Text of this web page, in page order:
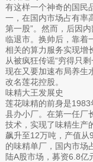
有这样一个神奇的国民
一，在国内市场占有率
第一股”。然而，后因
临退市。换帅后，靠着
相关的算力服务实现增
从被疯狂传谣“穷得只
现在又要加速布局养生
改名莲花控股。
味精大王发展史
莲花味精的前身是
县办小厂。在第一任厂
技术，实现了味精生产
飙升至12万吨，产值从
的味精单厂，国内市场
陆A股市场，募资6.8亿